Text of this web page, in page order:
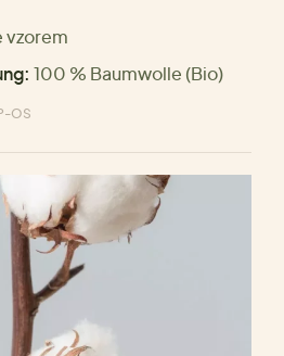
vzorem
100 % Baumwolle (Bio)
OS